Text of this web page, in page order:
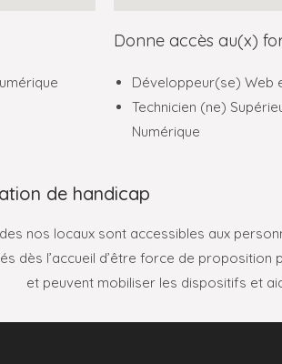
Donne accès au(x)
Développeur(se) Web
Technicien (ne)
Numérique
de handicap
nos locaux sont accessibles aux
dès l’accueil d’être force de
et peuvent mobiliser les dispositifs et